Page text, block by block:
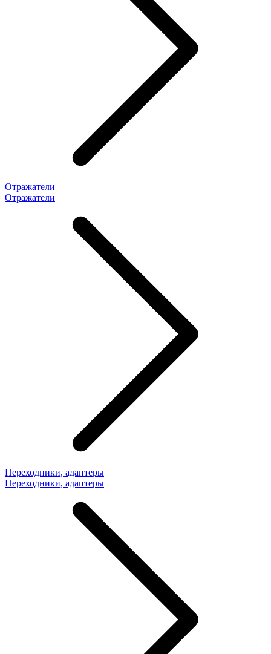
Отражатели
Отражатели
Переходники, адаптеры
Переходники, адаптеры